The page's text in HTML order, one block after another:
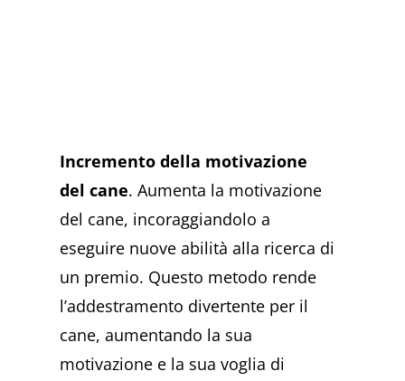
Incremento della motivazione
del cane. Aumenta la motivazione
del cane, incoraggiandolo a
eseguire nuove abilità alla ricerca di
un premio. Questo metodo rende
l’addestramento divertente per il
cane, aumentando la sua
motivazione e la sua voglia di